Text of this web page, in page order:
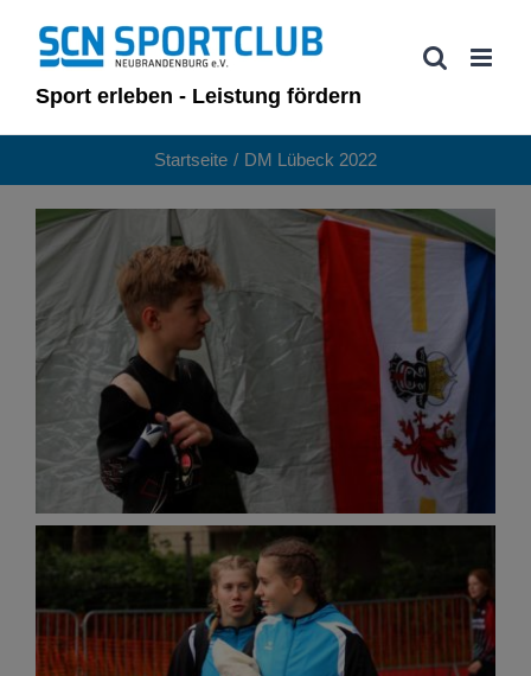
Inhalt
springenSport erleben - Leistung fördern
Startseite DM Lübeck 2022